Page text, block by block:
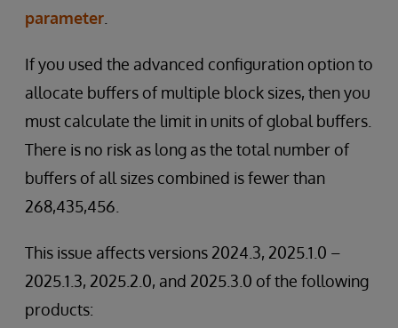
parameter
If you used the advanced configuration option to
allocate buffers of multiple block sizes, then you
must calculate the limit in units of global buffers.
There is no risk as long as the total number of
buffers of all sizes combined is fewer than
268,435,456.
This issue affects versions 2024.3, 2025.1.0 –
2025.1.3, 2025.2.0, and 2025.3.0 of the following
products: